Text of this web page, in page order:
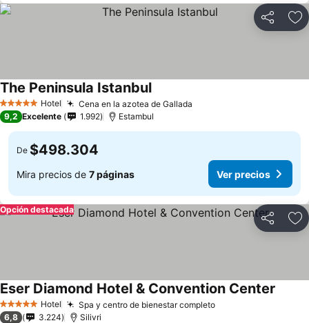
Compartir
5 Estrellas Hotel Cena en la azotea de Gallada
The Peninsula Istanbul
9,2 Excelente 1.992 Estambul
De $498.304
Mira precios de 7 páginas Ver precios
Compartir
Opción destacada
5 Estrellas Hotel Spa y centro de bienestar completo
Eser Diamond Hotel & Convention Center
6,8 3.224 Silivri